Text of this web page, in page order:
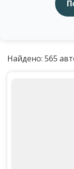
Найдено: 565